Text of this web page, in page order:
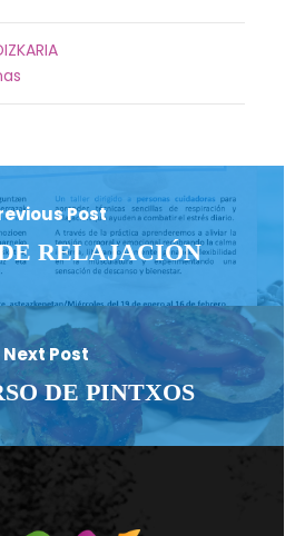
Post
RELAJACIÓN
Next Post
DE PINTXOS